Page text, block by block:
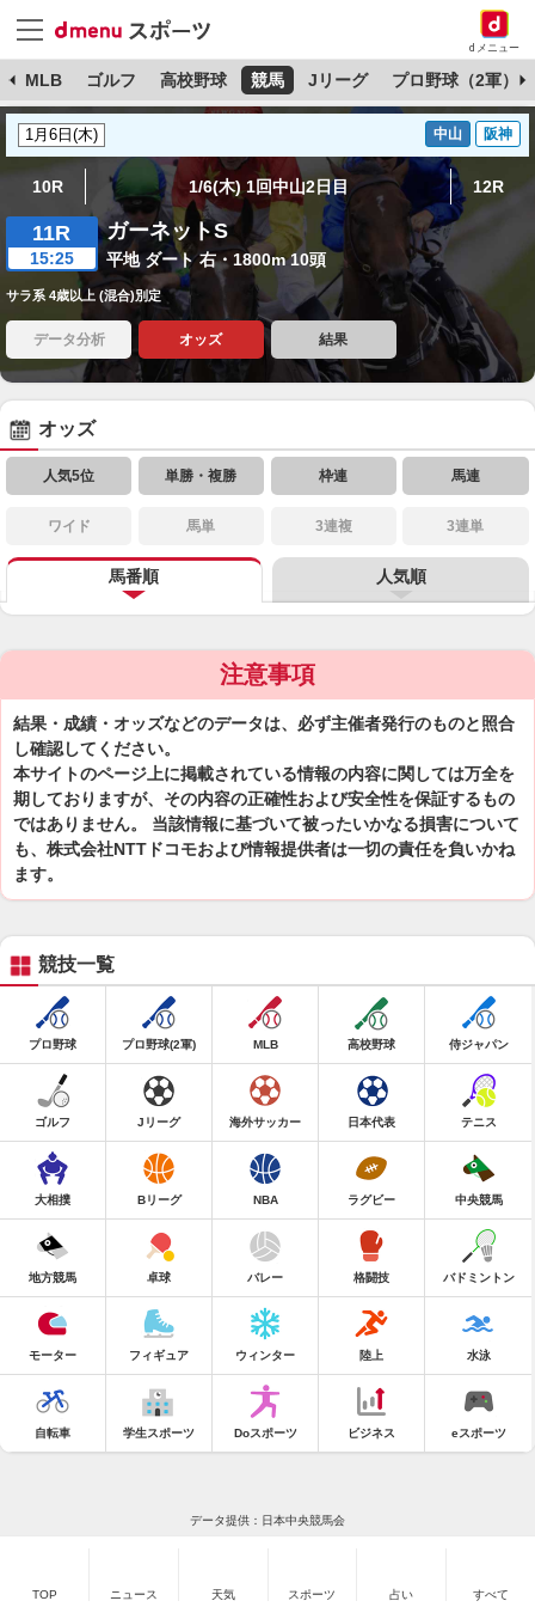
dメニュー
MLB ゴルフ 高校野球 競馬 Jリーグ プロ野球（2軍）
中山 阪神
10R 1/6(木) 1回中山2日目 12R
11R
15:25
ガーネットS
平地 ダート 右・1800m 10頭
サラ系 4歳以上 (混合)別定
データ分析 オッズ 結果
オッズ
人気5位 単勝・複勝 枠連 馬連
ワイド 馬単 3連複 3連単
馬番順 人気順
注意事項
結果・成績・オッズなどのデータは、必ず主催者発行のものと照合
し確認してください。
本サイトのページ上に掲載されている情報の内容に関しては万全を
期しておりますが、その内容の正確性および安全性を保証するもの
ではありません。 当該情報に基づいて被ったいかなる損害について
も、株式会社NTTドコモおよび情報提供者は一切の責任を負いかね
ます。
競技一覧
プロ野球 プロ野球(2軍) MLB 高校野球 侍ジャパン
ゴルフ Jリーグ 海外サッカー 日本代表 テニス
大相撲 Bリーグ NBA ラグビー 中央競馬
地方競馬 卓球 バレー 格闘技 バドミントン
モーター フィギュア ウィンター 陸上 水泳
自転車 学生スポーツ Doスポーツ ビジネス eスポーツ
データ提供：日本中央競馬会
TOP ニュース 天気 スポーツ 占い すべて